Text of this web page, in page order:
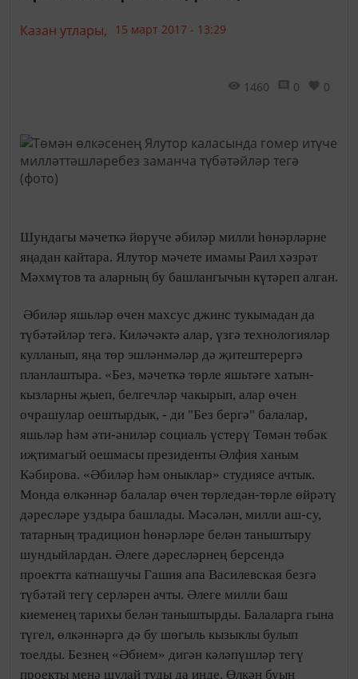
Казан утлары, 15 март 2017 - 13:29
1460 0 0
Шундагы мәчеткә йөрүче әбиләр милли һөнәрләрне
яңадан кайтара. Ялутор мәчете имамы Раил хәзрәт
Мәхмүтов та аларның бу башлангычын күтәреп алган.
Әбиләр яшьләр өчен махсус джинс тукымадан да
түбәтәйләр тегә. Киләчәктә алар, үзгә технологияләр
кулланып, яңа төр эшләнмәләр дә җитештерергә
планлаштыра. «Без, мәчеткә төрле яшьтәге хатын-
кызларны җыеп, белгечләр чакырып, алар өчен
очрашулар оештырдык, - ди "Без бергә" балалар,
яшьләр һәм әти-әниләр социаль үстерү Төмән төбәк
иҗтимагый оешмасы президенты Әлфия ханым
Кәбирова. «Әбиләр һәм оныклар» студиясе ачтык.
Монда өлкәннәр балалар өчен төрледән-төрле өйрәтү
дәресләре уздыра башлады. Мәсәлән, милли аш-су,
татарның традицион һөнәрләре белән таныштыру
шундыйлардан. Әлеге дәресләрнең берсендә
проектта катнашучы Гашия апа Василевская безгә
түбәтәй тегү серләрен ачты. Әлеге милли баш
киеменең тарихы белән таныштырды. Балаларга гына
түгел, өлкәннәргә дә бу шөгыль кызыклы булып
тоелды. Безнең «Әбием» дигән кәләпүшләр тегү
проекты менә шулай туды да инде. Өлкән буын